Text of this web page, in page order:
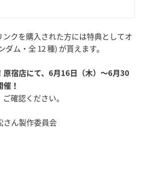
クを購入された方には特典としてオ
ム・全 12 種) が貰えます。
原宿店にて、6月16日（木）〜6月30
！
確認ください。
さん製作委員会